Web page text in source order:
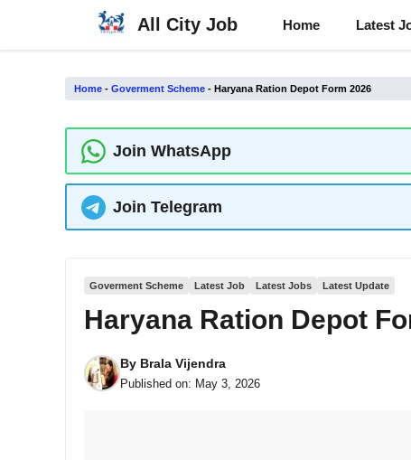
content
All City Job Home Latest
Home - Goverment Scheme - Haryana Ration Depot Form 2026
Join WhatsApp
Join Telegram
Goverment Scheme Latest Job Latest Jobs Latest Update
Haryana Ration Depot
By Brala Vijendra
Published on: May 3, 2026